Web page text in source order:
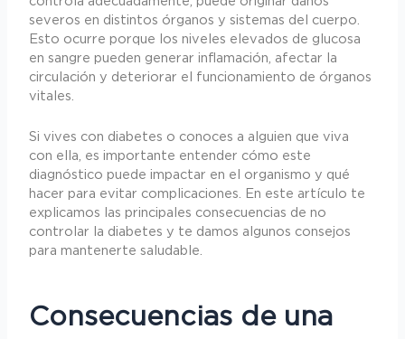
severos en distintos órganos y sistemas del cuerpo.
Esto ocurre porque los niveles elevados de glucosa
en sangre pueden generar inflamación, afectar la
circulación y deteriorar el funcionamiento de órganos
vitales.
Si vives con diabetes o conoces a alguien que viva
con ella, es importante entender cómo este
diagnóstico puede impactar en el organismo y qué
hacer para evitar complicaciones. En este artículo te
explicamos las principales consecuencias de no
controlar la diabetes y te damos algunos consejos
para mantenerte saludable.
Consecuencias de una